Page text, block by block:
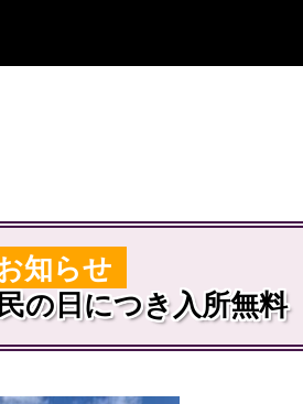
知らせ
の日につき入所無料